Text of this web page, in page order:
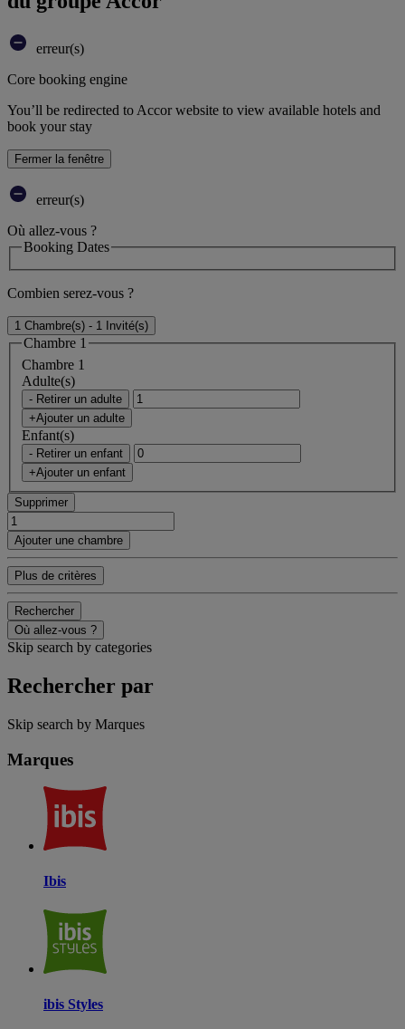
erreur(s)
Core booking engine
You’ll be redirected to Accor website to view available hotels and
book your stay
Fermer la fenêtre
erreur(s)
Où allez-vous ?
Booking Dates
Combien serez-vous ?
1 Chambre(s) - 1 Invité(s)
Chambre 1
Chambre 1
Adulte(s)
- Retirer un adulte
+Ajouter un adulte
Enfant(s)
- Retirer un enfant
+Ajouter un enfant
Supprimer
Ajouter une chambre
Plus de critères
Rechercher
Où allez-vous ?
Skip search by categories
Rechercher par
Skip search by Marques
Marques
Ibis
ibis Styles